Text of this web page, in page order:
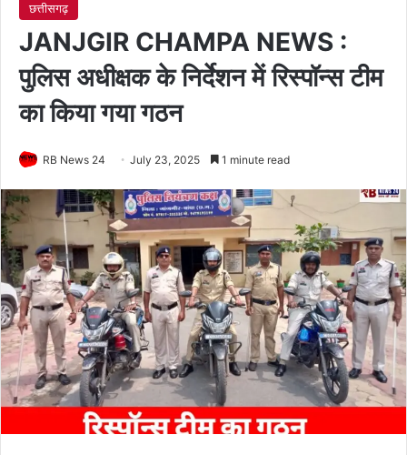
छत्तीसगढ़
JANJGIR CHAMPA NEWS :
पुलिस अधीक्षक के निर्देशन में रिस्पॉन्स टीम
का किया गया गठन
RB News 24 July 23, 2025 1 minute read